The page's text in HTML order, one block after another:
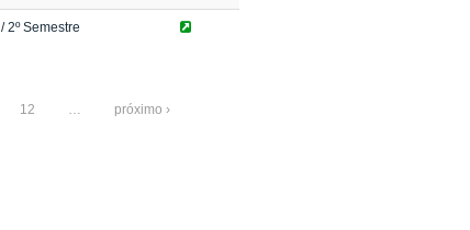
/ 2º Semestre
12 … próximo ›